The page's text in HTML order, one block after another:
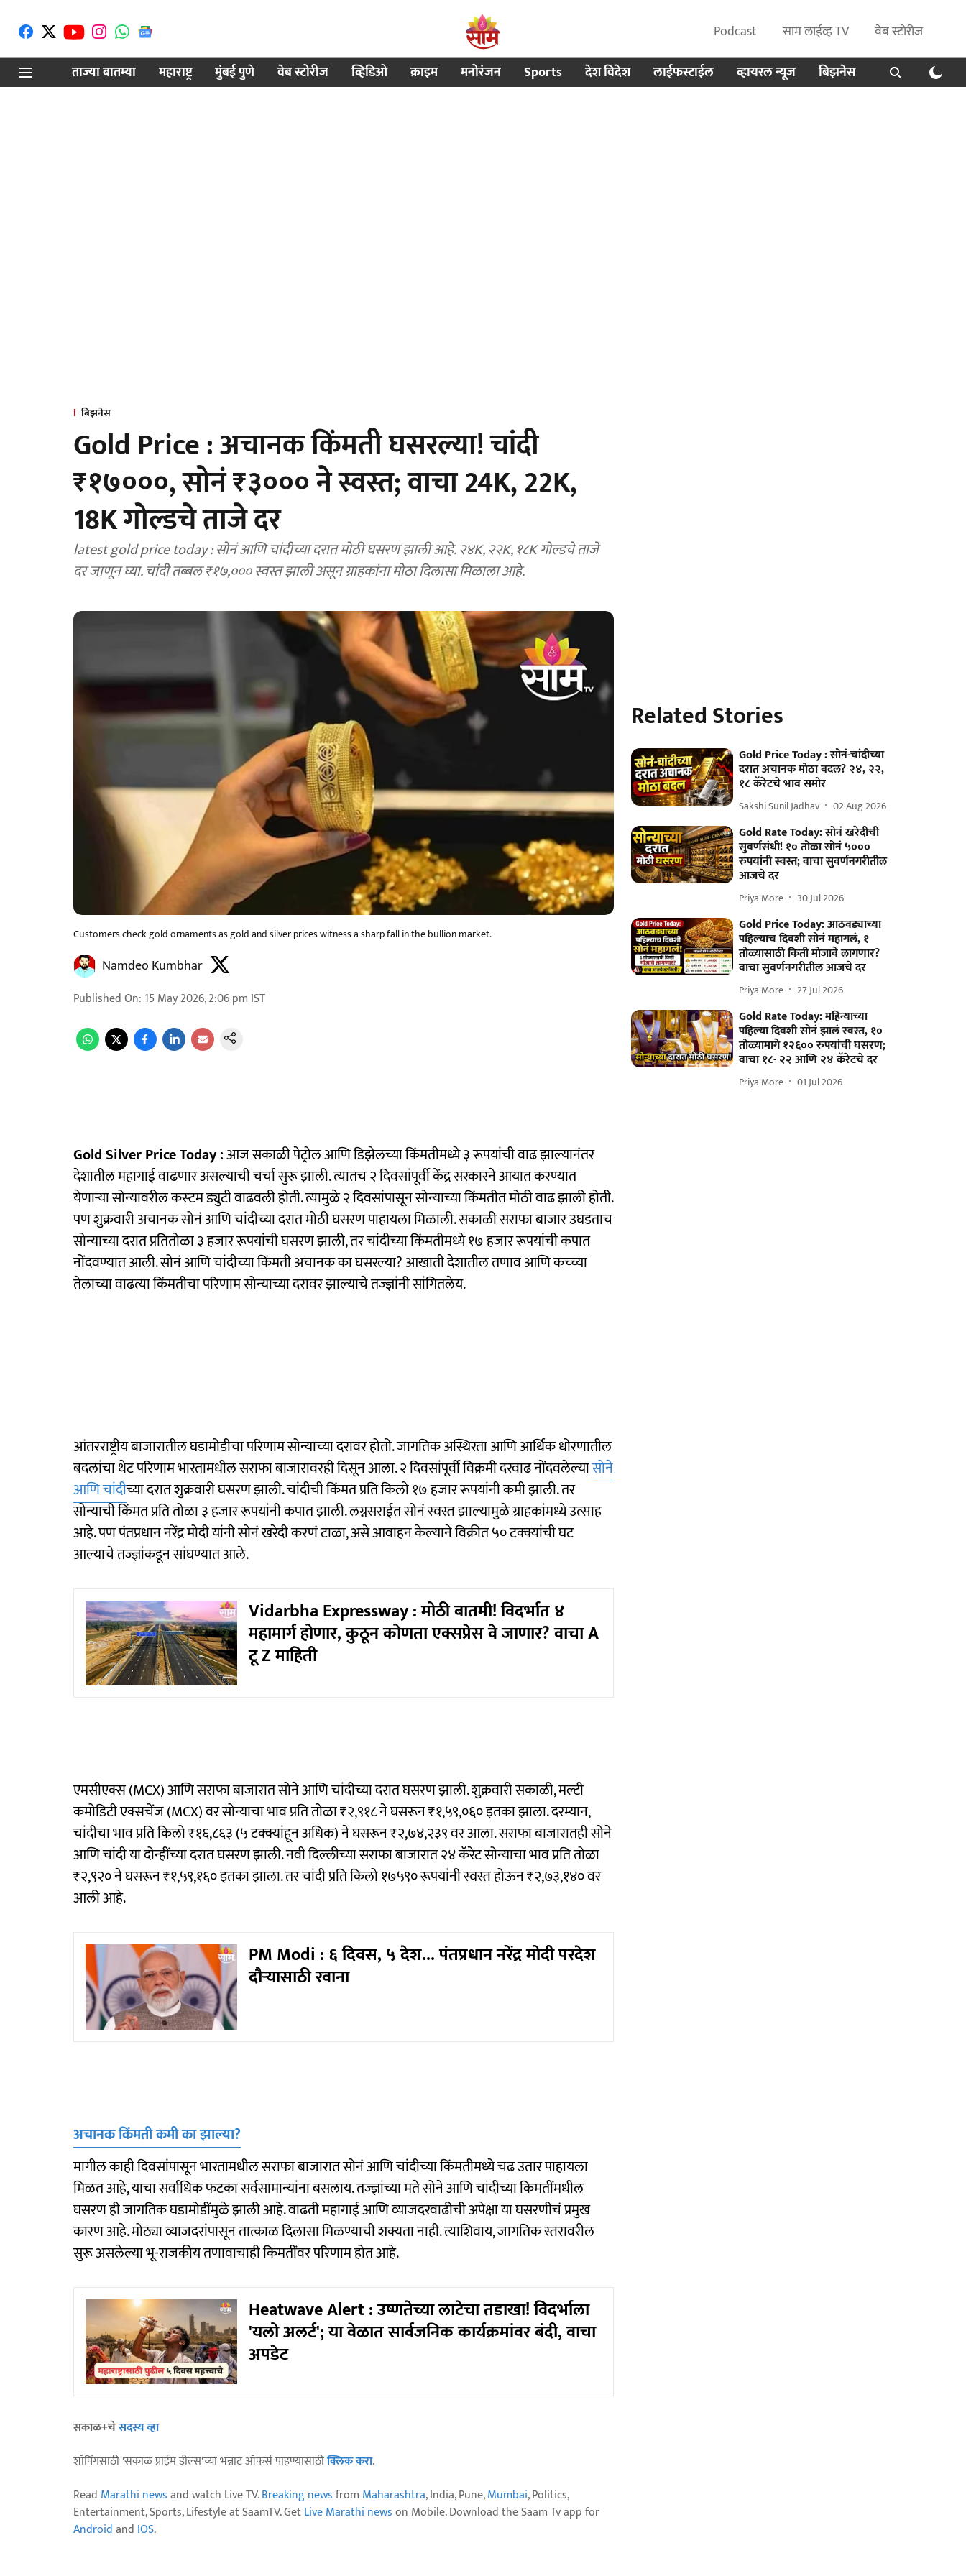
Podcast साम लाईव्ह TV
वेब स्टोरीज
ताज्या बातम्या
महाराष्ट्र मुंबई पुणे वेब स्टोरीज व्हिडिओ क्राइम मनोरंजन Sports देश विदेश लाईफस्टाईल व्हायरल न्यूज बिझनेस
बिझनेस
Gold Price : अचानक किंमती घसरल्या! चांदी
₹१७०००, सोनं ₹३००० ने स्वस्त; वाचा 24K, 22K,
18K गोल्डचे ताजे दर
latest gold price today : सोनं आणि चांदीच्या दरात मोठी घसरण झाली आहे. २४K, २२K, १८K गोल्डचे ताजे
दर जाणून घ्या. चांदी तब्बल ₹१७,००० स्वस्त झाली असून ग्राहकांना मोठा दिलासा मिळाला आहे.
Customers check gold ornaments as gold and silver prices witness a sharp fall in the bullion market.
Namdeo Kumbhar
Published On: 15 May 2026, 2:06 pm IST
Gold Silver Price Today :आज सकाळी पेट्रोल आणि डिझेलच्या किंमतीमध्ये ३ रूपयांची वाढ झाल्यानंतर
देशातील महागाई वाढणार असल्याची चर्चा सुरू झाली. त्यातच २ दिवसांपूर्वी केंद्र सरकारने आयात करण्यात
येणाऱ्या सोन्यावरील कस्‍टम ड्युटी वाढवली होती. त्यामुळे २ दिवसांपासून सोन्याच्या किंमतीत मोठी वाढ झाली होती.
पण शुक्रवारी अचानक सोनं आणि चांदीच्या दरात मोठी घसरण पाहायला मिळाली. सकाळी सराफा बाजार उघडताच
सोन्याच्या दरात प्रतितोळा ३ हजार रूपयांची घसरण झाली, तर चांदीच्या किंमतीमध्ये १७ हजार रूपयांची कपात
नोंदवण्यात आली. सोनं आणि चांदीच्या किंमती अचानक का घसरल्या? आखाती देशातील तणाव आणि कच्च्या
तेलाच्या वाढत्या किंमतीचा परिणाम सोन्याच्या दरावर झाल्याचे तज्ज्ञांनी सांगितलेय.
आंतरराष्ट्रीय बाजारातील घडामोडीचा परिणाम सोन्याच्या दरावर होतो. जागतिक अस्थिरता आणि आर्थिक धोरणातील
बदलांचा थेट परिणाम भारतामधील सराफा बाजारावरही दिसून आला. २ दिवसांपूर्वी विक्रमी दरवाढ नोंदवलेल्यासोने
आणि चांदीच्या दरात शुक्रवारी घसरण झाली. चांदीची किंमत प्रति किलो १७ हजार रूपयांनी कमी झाली. तर
सोन्याची किंमत प्रति तोळा ३ हजार रूपयांनी कपात झाली. लग्नसराईत सोनं स्वस्त झाल्यामुळे ग्राहकांमध्ये उत्साह
आहे. पण पंतप्रधान नरेंद्र मोदी यांनी सोनं खरेदी करणं टाळा, असे आवाहन केल्याने विक्रीत ५० टक्क्यांची घट
आल्याचे तज्ज्ञांकडून सांघण्यात आले.
Vidarbha Expressway : मोठी बातमी! विदर्भात ४
महामार्ग होणार, कुठून कोणता एक्सप्रेस वे जाणार? वाचा A
टू Z माहिती
एमसीएक्स (MCX) आणि सराफा बाजारात सोने आणि चांदीच्या दरात घसरण झाली. शुक्रवारी सकाळी, मल्टी
कमोडिटी एक्सचेंज (MCX) वर सोन्याचा भाव प्रति तोळा ₹२,९१८ ने घसरून ₹१,५९,०६० इतका झाला. दरम्यान,
चांदीचा भाव प्रति किलो ₹१६,८६३ (५ टक्क्यांहून अधिक) ने घसरून ₹२,७४,२३९ वर आला. सराफा बाजारातही सोने
आणि चांदी या दोन्हींच्या दरात घसरण झाली. नवी दिल्लीच्या सराफा बाजारात २४ कॅरेट सोन्याचा भाव प्रति तोळा
₹२,९२० ने घसरून ₹१,५९,१६० इतका झाला. तर चांदी प्रति किलो १७५९० रूपयांनी स्वस्त होऊन ₹२,७३,१४० वर
आली आहे.
PM Modi : ६ दिवस, ५ देश... पंतप्रधान नरेंद्र मोदी परदेश
दौऱ्यासाठी रवाना
अचानक किंमती कमी का झाल्या?
मागील काही दिवसांपासून भारतामधील सराफा बाजारात सोनं आणि चांदीच्या किंमतीमध्ये चढ उतार पाहायला
मिळत आहे, याचा सर्वाधिक फटका सर्वसामान्यांना बसलाय. तज्ज्ञांच्या मते सोने आणि चांदीच्या किमतींमधील
घसरण ही जागतिक घडामोडींमुळे झाली आहे. वाढती महागाई आणि व्याजदरवाढीची अपेक्षा या घसरणीचं प्रमुख
कारण आहे. मोठ्या व्याजदरांपासून तात्काळ दिलासा मिळण्याची शक्यता नाही. त्याशिवाय, जागतिक स्तरावरील
सुरू असलेल्या भू-राजकीय तणावाचाही किमतींवर परिणाम होत आहे.
Heatwave Alert : उष्णतेच्या लाटेचा तडाखा! विदर्भाला
'यलो अलर्ट'; या वेळात सार्वजनिक कार्यक्रमांवर बंदी, वाचा
अपडेट
सकाळ+चेसदस्य व्हा
शॉपिंगसाठी 'सकाळ प्राईम डील्स'च्या भन्नाट ऑफर्स पाहण्यासाठीक्लिक करा.
Read Marathi newsand watch Live TV.Breaking newsfrom Maharashtra, India, Pune,Mumbai, Politics,
Entertainment, Sports, Lifestyle at SaamTV. GetLive Marathi newson Mobile. Download the Saam Tv app for
Androidand IOS.
Related Stories
Gold Price Today : सोनं-चांदीच्या
दरात अचानक मोठा बदल? २४, २२,
१८ कॅरेटचे भाव समोर
Sakshi Sunil Jadhav 02 Aug 2026
Gold Rate Today: सोनं खरेदीची
सुवर्णसंधी! १० तोळा सोनं ५०००
रुपयांनी स्वस्त; वाचा सुवर्णनगरीतील
आजचे दर
Priya More 30 Jul 2026
Gold Price Today: आठवड्याच्या
पहिल्याच दिवशी सोनं महागलं, १
तोळ्यासाठी किती मोजावे लागणार?
वाचा सुवर्णनगरीतील आजचे दर
Priya More 27 Jul 2026
Gold Rate Today: महिन्याच्या
पहिल्या दिवशी सोनं झालं स्वस्त, १०
तोळ्यामागे १२६०० रुपयांची घसरण;
वाचा १८- २२ आणि २४ कॅरेटचे दर
Priya More 01 Jul 2026